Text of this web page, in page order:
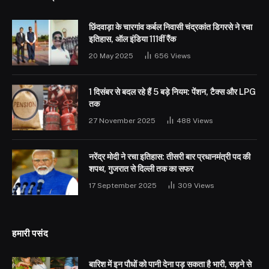
छिंदवाड़ा के चारगांव कर्बल निवासी चंद्रकांत डिगरसे ने रचा
इतिहास, ऑल इंडिया 111वीं रैंक
20 May 2025 656 Views
1 दिसंबर से बदल रहे हैं 5 बड़े नियम: पेंशन, टैक्स और LPG
तक
27 November 2025 488 Views
नरेंद्र मोदी ने रचा इतिहास: तीसरी बार प्रधानमंत्री पद की
शपथ, गुजरात से दिल्ली तक का सफर
17 September 2025 309 Views
हमारी पसंद
बारिश में इन पौधों को पानी देना पड़ सकता है भारी, सड़ने से